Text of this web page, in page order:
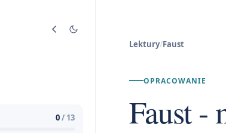
0/ 13
Lektury/Faust
OPRACOWANIE
Faust -